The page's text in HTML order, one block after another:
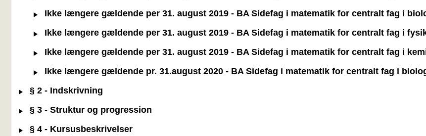
Ikke længere gældende per 31. august 2019 - BA Sidefag i matematik for centralt fag i
Ikke længere gældende per 31. august 2019 - BA Sidefag i matematik for centralt fag i
Ikke længere gældende per 31. august 2019 - BA Sidefag i matematik for centralt fag i
Ikke længere gældende pr. 31.august 2020 - BA Sidefag i matematik for centralt fag i
§ 2 - Indskrivning
§ 3 - Struktur og progression
§ 4 - Kursusbeskrivelser